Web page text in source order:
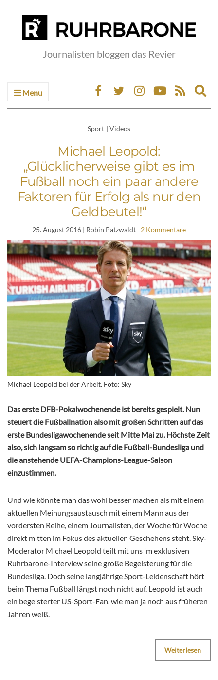
Journalisten bloggen das Revier
Menu
Sport | Videos
Michael Leopold:
„Glücklicherweise gibt es im
Fußball noch ein paar andere
Faktoren für Erfolg als nur den
Geldbeutel!“
25. August 2016 | Robin Patzwaldt 2 Kommentare
Michael Leopold bei der Arbeit. Foto: Sky
Das erste DFB-Pokalwochenende ist bereits gespielt. Nun
steuert die Fußballnation also mit großen Schritten auf das
erste Bundesligawochenende seit Mitte Mai zu. Höchste Zeit
also, sich langsam so richtig auf die Fußball-Bundesliga und
die anstehende UEFA-Champions-League-Saison
einzustimmen.
Und wie könnte man das wohl besser machen als mit einem
aktuellen Meinungsaustausch mit einem Mann aus der
vordersten Reihe, einem Journalisten, der Woche für Woche
direkt mitten im Fokus des aktuellen Geschehens steht. Sky-
Moderator Michael Leopold teilt mit uns im exklusiven
Ruhrbarone-Interview seine große Begeisterung für die
Bundesliga. Doch seine langjährige Sport-Leidenschaft hört
beim Thema Fußball längst noch nicht auf. Leopold ist auch
ein begeisterter US-Sport-Fan, wie man ja noch aus früheren
Jahren weiß.
Weiterlesen